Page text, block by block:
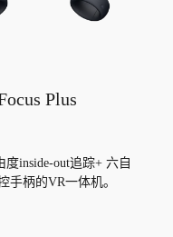
Plus
度inside-out追踪+ 六自
手柄的VR一体机。